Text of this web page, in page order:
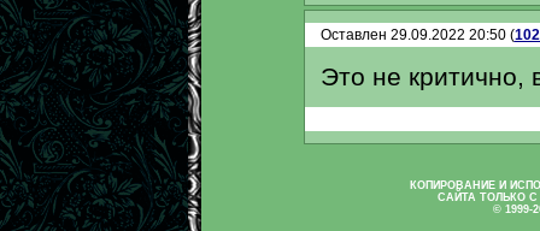
Оставлен 29.09.2022 20:50 (
Это не критично,
КОПИРОВАНИЕ И
САЙТА ТОЛЬКО
© 1999-